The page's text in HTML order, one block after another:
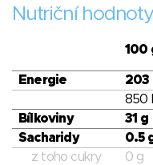
Nutriční hodnoty
100
Energie 203
850
Bílkoviny
31 g
Sacharidy
0.5
z toho cukry
0 g